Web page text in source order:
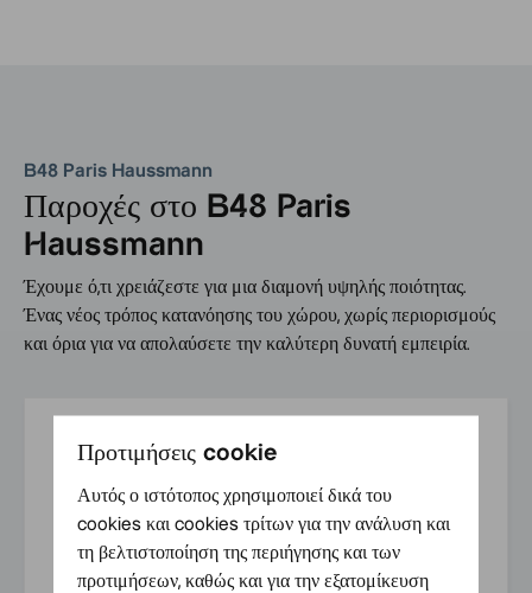
B48 Paris Haussmann
Παροχές στο B48 Paris
Haussmann
Έχουμε ό,τι χρειάζεστε για μια διαμονή υψηλής ποιότητας.
Ένας νέος τρόπος κατανόησης του χώρου, χωρίς περιορισμούς
και όρια για να απολαύσετε την καλύτερη δυνατή εμπειρία.
B48 ανέσεις
Το τηλέφωνό
σας είναι το
Υποδοχή
24/7
Wi-Fi
Express
check in
Προτιμήσεις cookie
Αυτός ο ιστότοπος χρησιμοποιεί δικά του
cookies και cookies τρίτων για την ανάλυση και
τη βελτιστοποίηση της περιήγησης και των
προτιμήσεων, καθώς και για την εξατομίκευση